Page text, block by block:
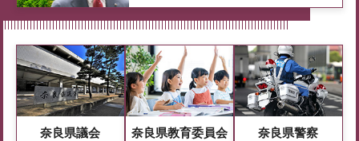
奈良県議会 奈良県教育委員会 奈良県警察